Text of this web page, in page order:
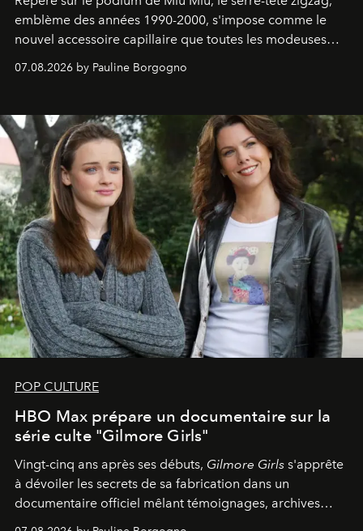
emblème des années 1990-2000, s'impose comme le
nouvel accessoire capillaire que toutes les modeuses
s'arrachent déjà.
07.08.2026 by Pauline Borgogno
POP CULTURE
HBO Max prépare un documentaire sur la
série culte "Gilmore Girls"
Vingt-cinq ans après ses débuts, Gilmore Girls s'apprête
à dévoiler les secrets de sa fabrication dans un
documentaire officiel mêlant témoignages, archives
inédites et plongée dans les coulisses d'un phénomène